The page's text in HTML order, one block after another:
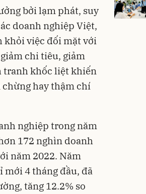
bởi lạm phát, suy
doanh nghiệp Việt,
khỏi việc đối mặt với
chi tiêu, giảm
tranh khốc liệt khiến
chừng hay thậm chí
nghiệp trong năm
172 nghìn doanh
năm 2022. Năm
mới 4 tháng đầu, đã
tăng 12.2% so